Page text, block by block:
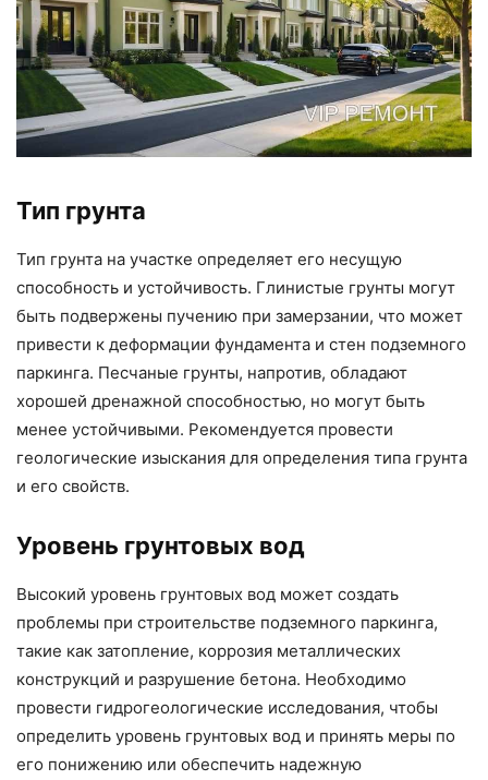
Тип грунта
Тип грунта на участке определяет его несущую
способность и устойчивость. Глинистые грунты могут
быть подвержены пучению при замерзании, что может
привести к деформации фундамента и стен подземного
паркинга. Песчаные грунты, напротив, обладают
хорошей дренажной способностью, но могут быть
менее устойчивыми. Рекомендуется провести
геологические изыскания для определения типа грунта
и его свойств.
Уровень грунтовых вод
Высокий уровень грунтовых вод может создать
проблемы при строительстве подземного паркинга,
такие как затопление, коррозия металлических
конструкций и разрушение бетона. Необходимо
провести гидрогеологические исследования, чтобы
определить уровень грунтовых вод и принять меры по
его понижению или обеспечить надежную